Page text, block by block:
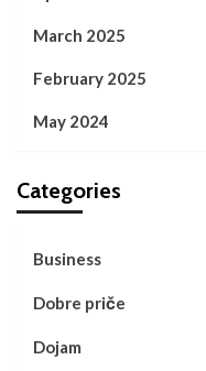
March 2025
February 2025
May 2024
Categories
Business
Dobre priče
Dojam